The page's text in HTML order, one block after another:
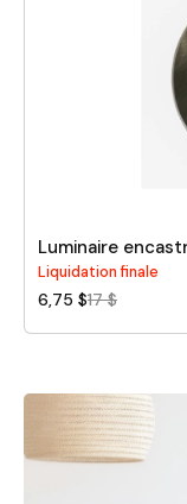
Luminaire
Liquidation finale
6,75 $17 $